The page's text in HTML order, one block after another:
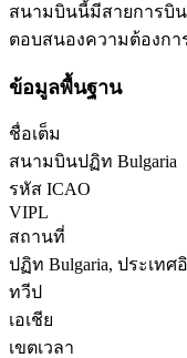
สนามบินนี้มีสายการบิ
ตอบสนองความต้องกา
ข้อมูลพื้นฐาน
ชื่อเต็ม
สนามบินปฏิท Bulgaria
รหัส ICAO
VIPL
สถานที่
ปฏิท Bulgaria, ประเทศ
ทวีป
เอเชีย
เขตเวลา